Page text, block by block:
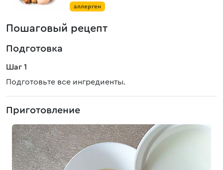
аллерген
Пошаговый рецепт
Подготовка
Шаг 1
Подготовьте все ингредиенты.
Приготовление